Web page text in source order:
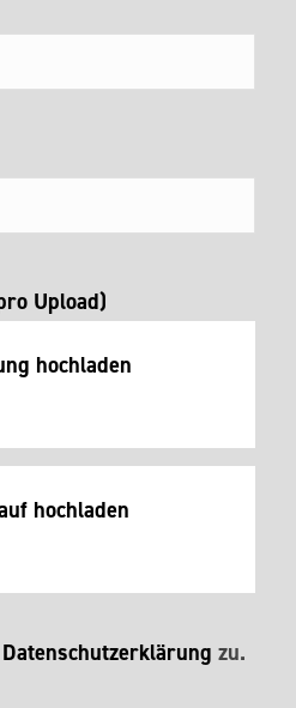
Upload)
hochladen
hochladen
Datenschutzerklärung zu.